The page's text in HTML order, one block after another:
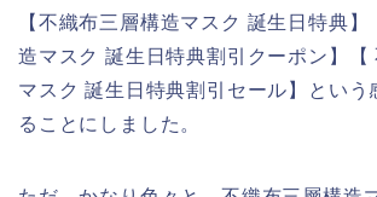
【不織布三層構造マスク 誕生日特典
造マスク 誕生日特典割引クーポン】【
マスク 誕生日特典割引セール】という
ることにしました。